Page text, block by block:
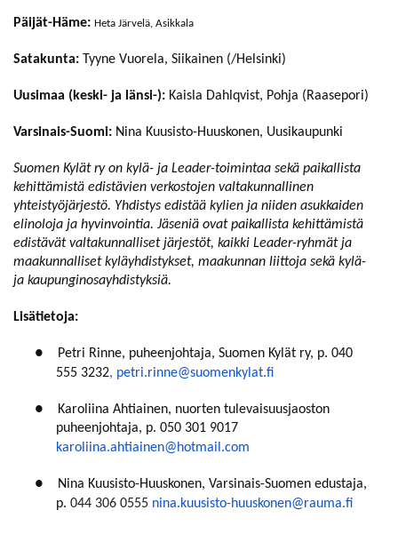
Päijät-Häme: Heta Järvelä, Asikkala
Satakunta: Tyyne Vuorela, Siikainen (/Helsinki)
Uusimaa (keski- ja länsi-): Kaisla Dahlqvist, Pohja (Raasepori)
Varsinais-Suomi: Nina Kuusisto-Huuskonen, Uusikaupunki
Suomen Kylät ry on kylä- ja Leader-toimintaa sekä paikallista
kehittämistä edistävien verkostojen valtakunnallinen
yhteistyöjärjestö. Yhdistys edistää kylien ja niiden asukkaiden
elinoloja ja hyvinvointia. Jäseniä ovat paikallista kehittämistä
edistävät valtakunnalliset järjestöt, kaikki Leader-ryhmät ja
maakunnalliset kyläyhdistykset, maakunnan liittoja sekä kylä-
ja kaupunginosayhdistyksiä.
Lisätietoja:
●
Petri Rinne, puheenjohtaja, Suomen Kylät ry, p. 040
555 3232, petri.rinne@suomenkylat.fi
●
Karoliina Ahtiainen, nuorten tulevaisuusjaoston
puheenjohtaja, p. 050 301 9017
karoliina.ahtiainen@hotmail.com
● Nina Kuusisto-Huuskonen, Varsinais-Suomen edustaja,
p. 044 306 0555 nina.kuusisto-huuskonen@rauma.fi